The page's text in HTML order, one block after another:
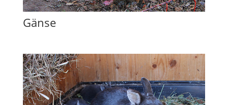
Gänse